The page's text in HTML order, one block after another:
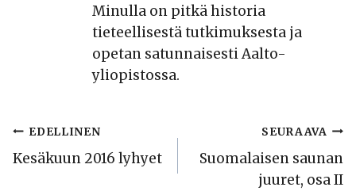
Minulla on pitkä historia
tieteellisestä tutkimuksesta ja
opetan satunnaisesti Aalto-
yliopistossa.
Artikkelien
selaus
EDELLINEN
Kesäkuun 2016 lyhyet
SEURAAVA
Suomalaisen saunan
juuret, osa II